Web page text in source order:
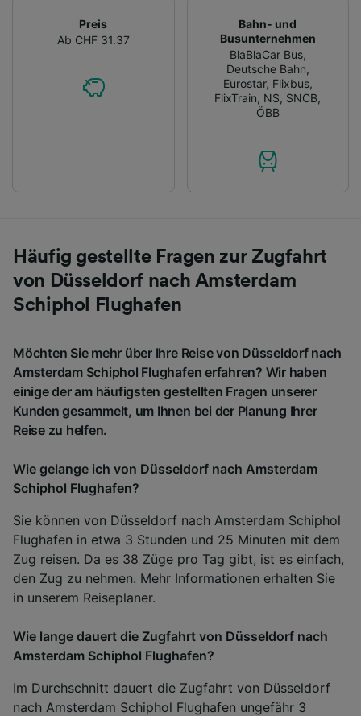
Preis
Ab CHF 31.37
Bahn- und
Busunternehmen
BlaBlaCar Bus,
Deutsche Bahn,
Eurostar, Flixbus,
FlixTrain, NS, SNCB,
ÖBB
Häufig gestellte Fragen zur Zugfahrt
von Düsseldorf nach Amsterdam
Schiphol Flughafen
Möchten Sie mehr über Ihre Reise von Düsseldorf nach
Amsterdam Schiphol Flughafen erfahren? Wir haben
einige der am häufigsten gestellten Fragen unserer
Kunden gesammelt, um Ihnen bei der Planung Ihrer
Reise zu helfen.
Wie gelange ich von Düsseldorf nach Amsterdam
Schiphol Flughafen?
Sie können von Düsseldorf nach Amsterdam Schiphol
Flughafen in etwa 3 Stunden und 25 Minuten mit dem
Zug reisen. Da es 38 Züge pro Tag gibt, ist es einfach,
den Zug zu nehmen. Mehr Informationen erhalten Sie
in unserem Reiseplaner.
Wie lange dauert die Zugfahrt von Düsseldorf nach
Amsterdam Schiphol Flughafen?
Im Durchschnitt dauert die Zugfahrt von Düsseldorf
nach Amsterdam Schiphol Flughafen ungefähr 3